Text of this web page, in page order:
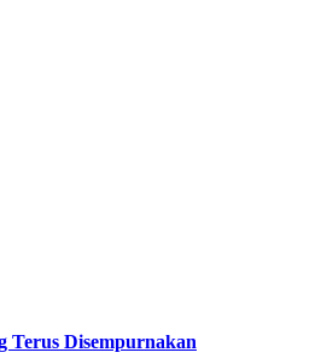
Terus Disempurnakan